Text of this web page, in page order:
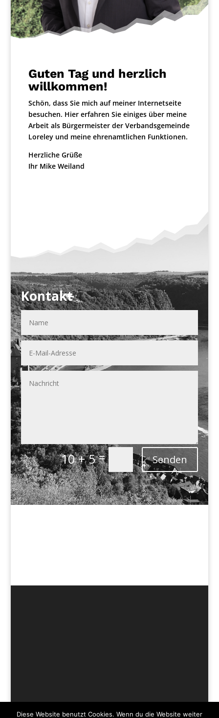
Guten Tag und herzlich
willkommen!
Schön, dass Sie mich auf meiner Internetseite
besuchen. Hier erfahren Sie einiges über meine
Arbeit als Bürgermeister der Verbandsgemeinde
Loreley und meine ehrenamtlichen Funktionen.
Herzliche Grüße
Ihr Mike Weiland
Kontakt
10 + 5= Senden
Diese Website benutzt Cookies. Wenn du die Website weiter